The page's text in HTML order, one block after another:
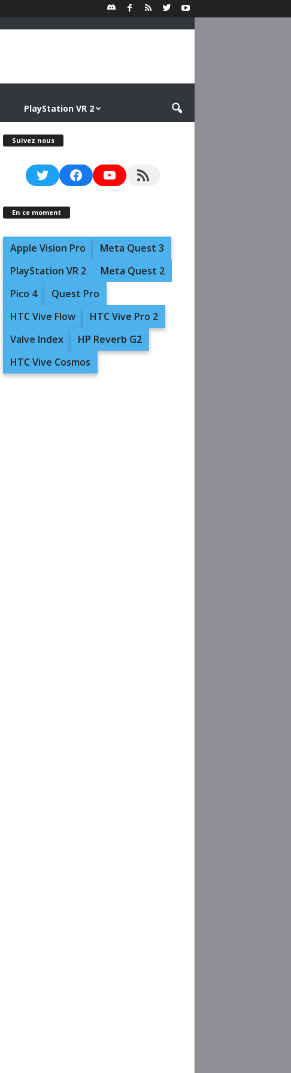
PlayStation VR 2
Suivez nous
TwitterFacebookYouTubeRSS Feed
En ce moment
Apple Vision Pro
Meta Quest 3
PlayStation VR 2
Meta Quest 2
Pico 4
Quest Pro
HTC Vive Flow
HTC Vive Pro 2
Valve Index
HP Reverb G2
HTC Vive Cosmos